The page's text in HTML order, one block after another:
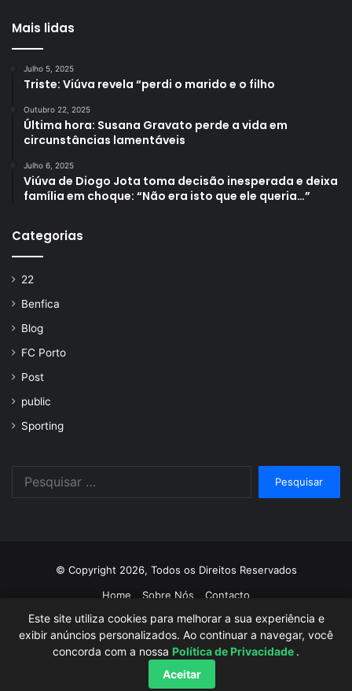
Este site utiliza cookies para melhorar a sua experiência e
exibir anúncios personalizados. Ao continuar a navegar, você
concorda com a nossa Política de Privacidade .
Aceitar
Mais lidas
Julho 5, 2025
Triste: Viúva revela “perdi o marido e o filho
Outubro 22, 2025
Última hora: Susana Gravato perde a vida em
circunstâncias lamentáveis
Julho 6, 2025
Viúva de Diogo Jota toma decisão inesperada e deixa
família em choque: “Não era isto que ele queria…”
Categorias
22
Benfica
Blog
FC Porto
Post
public
Sporting
© Copyright 2026, Todos os Direitos Reservados
Home
Sobre Nós Contacto
Facebook
TwitterYouTubeInstagram